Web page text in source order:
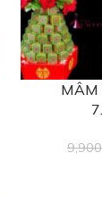
MÂM